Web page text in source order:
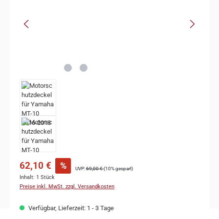
62,10 € % UVP:69,00 €(10% gespart)
Inhalt: 1 Stück
Preise inkl. MwSt. zzgl. Versandkosten
Verfügbar, Lieferzeit: 1 - 3 Tage